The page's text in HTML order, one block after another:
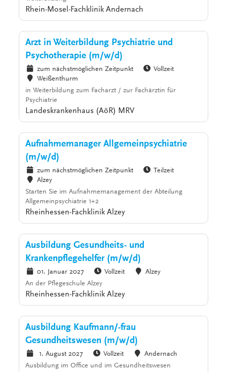
Rhein-Mosel-Fachklinik Andernach
Arzt in Weiterbildung Psychiatrie und
Psychotherapie (m/w/d)
zum nächstmöglichen Zeitpunkt
Vollzeit
Weißenthurm
in Weiterbildung zum Facharzt / zur Fachärztin für
Psychiatrie
Landeskrankenhaus (AöR) MRV
Aufnahmemanager Allgemeinpsychiatrie
(m/w/d)
zum nächstmöglichen Zeitpunkt
Teilzeit
Alzey
Starten Sie im Aufnahmemanagement der Abteilung
Allgemeinpsychiatrie 1+2
Rheinhessen-Fachklinik Alzey
Ausbildung Gesundheits- und
Krankenpflegehelfer (m/w/d)
01. Januar 2027 Vollzeit
Alzey
An der Pflegeschule Alzey
Rheinhessen-Fachklinik Alzey
Ausbildung Kaufmann/-frau
Gesundheitswesen (m/w/d)
1. August 2027 Vollzeit
Andernach
Ausbildung im Office und im Gesundheitswesen